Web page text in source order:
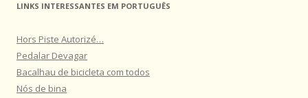
LINKS INTERESSANTES EM PORTUGUÊS
Hors Piste Autorizé…
Pedalar Devagar
Bacalhau de bicicleta com todos
Nós de bina